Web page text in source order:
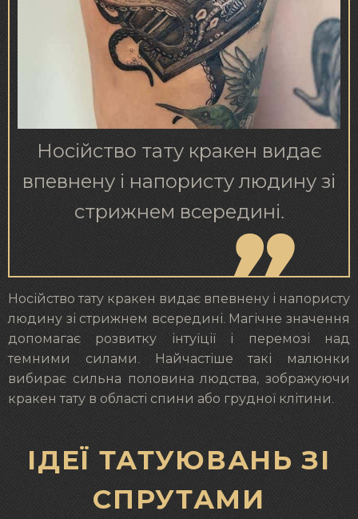
Носійство тату кракен видає
впевнену і напористу людину зі
стрижнем всередині.
Носійство тату кракен видає впевнену і напористу
людину зі стрижнем всередині. Магічне значення
допомагає розвитку інтуїції і перемозі над
темними силами. Найчастіше такі малюнки
вибирає сильна половина людства, зображуючи
кракен тату в області спини або грудної клітини.
ІДЕЇ ТАТУЮВАНЬ ЗІ
СПРУТАМИ